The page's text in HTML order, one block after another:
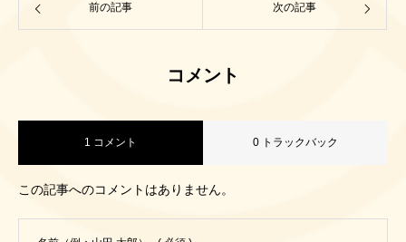
前の記事 次の記事
コメント
1 コメント 0 トラックバック
この記事へのコメントはありません。